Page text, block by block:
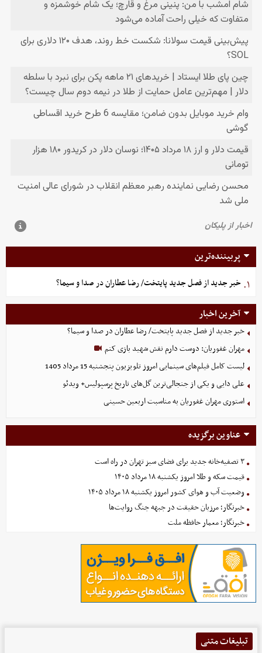
پربیننده‌ترین
۱. خبر جدید از فصل جدید پایتخت/ رضا عطاران در صدا و سیما؟
آخرین اخبار
خبر جدید از فصل جدید پایتخت/ رضا عطاران در صدا و سیما؟
مهران غفوریان: دوست دارم نقش شهید بازی کنم
لیست کامل فیلم‌های سینمایی امروز تلویزیون پنجشنبه 15 مرداد 1405
علی دایی و یکی از جنجالی‌ترین گل‌های تاریخ پرسپولیس+ ویدئو
استوری مهران غفوریان به مناسبت اربعین حسینی
عناوین برگزیده
۳ تصفیه‌خانه جدید برای فضای سبز تهران در راه است
قیمت سکه و طلا امروز یکشنبه ۱۸ مرداد ۱۴۰۵
وضعیت آب و هوای کشور امروز یکشنبه ۱۸ مرداد ۱۴۰۵
خبرنگار؛ مرزبان حقیقت در جبهه جنگ روایت‌ها
خبرنگار؛ معمار حافظه ملت
تبلیغات متنی